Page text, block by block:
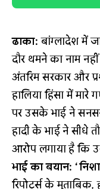
ढाका: बांग्लादेश में
दौर थमने का नाम
अंतरिम सरकार और
हालिया हिंसा में मारे
पर उसके भाई ने
हादी के भाई ने सीधे
आरोप लगाया है कि
भाई का बयान:
रिपोर्ट्स के